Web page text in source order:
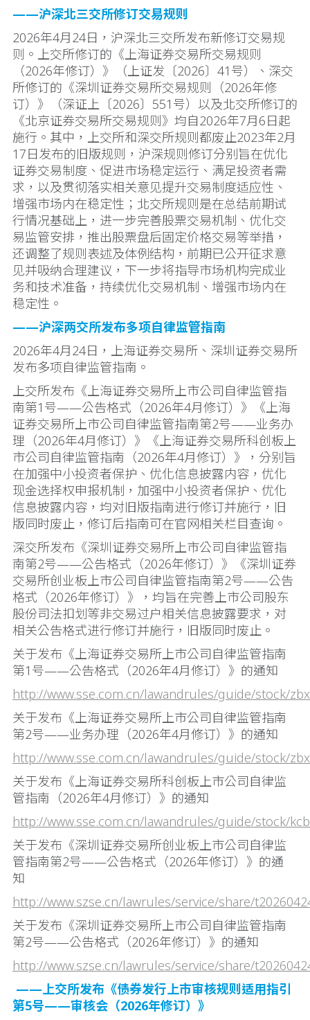
——沪深北三交所修订交易规则
2026年4月24日，沪深北三交所发布新修订交易规
则。上交所修订的《上海证券交易所交易规则
（2026年修订）》（上证发〔2026〕41号）、深交
所修订的《深圳证券交易所交易规则（2026年修
订）》（深证上〔2026〕551号）以及北交所修订的
《北京证券交易所交易规则》均自2026年7月6日起
施行。其中，上交所和深交所规则都废止2023年2月
17日发布的旧版规则，沪深规则修订分别旨在优化
证券交易制度、促进市场稳定运行、满足投资者需
求，以及贯彻落实相关意见提升交易制度适应性、
增强市场内在稳定性；北交所规则是在总结前期试
行情况基础上，进一步完善股票交易机制、优化交
易监管安排，推出股票盘后固定价格交易等举措，
还调整了规则表述及体例结构，前期已公开征求意
见并吸纳合理建议，下一步将指导市场机构完成业
务和技术准备，持续优化交易机制、增强市场内在
稳定性。
——沪深两交所发布多项自律监管指南
2026年4月24日，上海证券交易所、深圳证券交易所
发布多项自律监管指南。
上交所发布《上海证券交易所上市公司自律监管指
南第1号——公告格式（2026年4月修订）》《上海
证券交易所上市公司自律监管指南第2号——业务办
理（2026年4月修订）》《上海证券交易所科创板上
市公司自律监管指南（2026年4月修订）》，分别旨
在加强中小投资者保护、优化信息披露内容，优化
现金选择权申报机制，加强中小投资者保护、优化
信息披露内容，均对旧版指南进行修订并施行，旧
版同时废止，修订后指南可在官网相关栏目查询。
深交所发布《深圳证券交易所上市公司自律监管指
南第2号——公告格式（2026年修订）》《深圳证券
交易所创业板上市公司自律监管指南第2号——公告
格式（2026年修订）》，均旨在完善上市公司股东
股份司法扣划等非交易过户相关信息披露要求，对
相关公告格式进行修订并施行，旧版同时废止。
关于发布《上海证券交易所上市公司自律监管指南
第1号——公告格式（2026年4月修订）》的通知
http://www.sse.com.cn/lawandrules/guide/stock/
关于发布《上海证券交易所上市公司自律监管指南
第2号——业务办理（2026年4月修订）》的通知
http://www.sse.com.cn/lawandrules/guide/stock/
关于发布《上海证券交易所科创板上市公司自律监
管指南（2026年4月修订）》的通知
http://www.sse.com.cn/lawandrules/guide/stock/
关于发布《深圳证券交易所创业板上市公司自律监
管指南第2号——公告格式（2026年修订）》的通
知
http://www.szse.cn/lawrules/service/share/
关于发布《深圳证券交易所上市公司自律监管指南
第2号——公告格式（2026年修订）》的通知
http://www.szse.cn/lawrules/service/share/
——上交所发布《债券发行上市审核规则适用指引
第5号——审核会（2026年修订）》